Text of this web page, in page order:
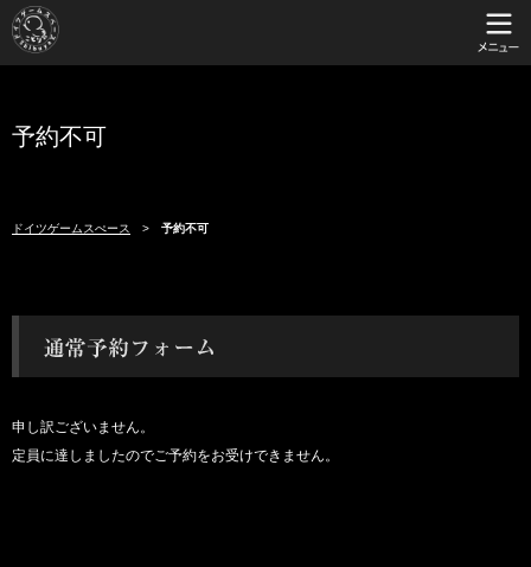
予約不可
ドイツゲームスぺース 予約不可
申し訳ございません。
定員に達しましたのでご予約をお受けできません。